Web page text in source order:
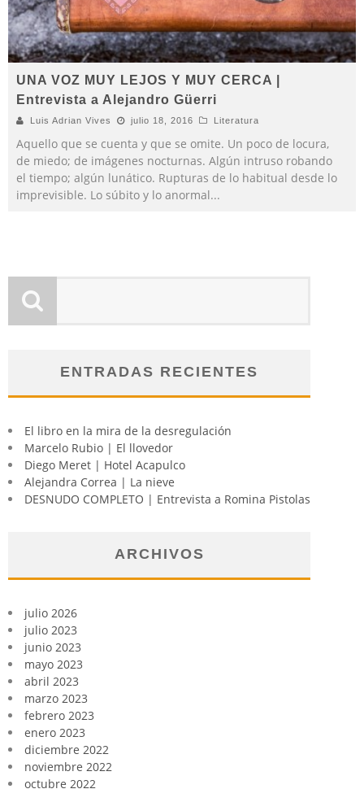
UNA VOZ MUY LEJOS Y MUY CERCA |
Entrevista a Alejandro Güerri
Luis Adrian Vives julio 18, 2016 Literatura
Aquello que se cuenta y que se omite. Un poco de locura,
de miedo; de imágenes nocturnas. Algún intruso robando
el tiempo; algún lunático. Rupturas de lo habitual desde lo
imprevisible. Lo súbito y lo anormal...
ENTRADAS RECIENTES
El libro en la mira de la desregulación
Marcelo Rubio | El llovedor
Diego Meret | Hotel Acapulco
Alejandra Correa | La nieve
DESNUDO COMPLETO | Entrevista a Romina Pistolas
ARCHIVOS
julio 2026
julio 2023
junio 2023
mayo 2023
abril 2023
marzo 2023
febrero 2023
enero 2023
diciembre 2022
noviembre 2022
octubre 2022